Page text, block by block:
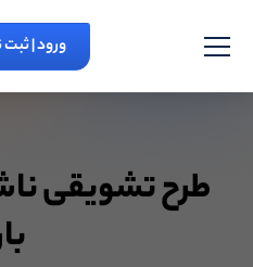
ورود | ثبت
طرح تشویقی